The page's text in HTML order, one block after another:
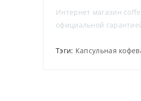
Интернет магазин
официальной
Тэги: Капсульная